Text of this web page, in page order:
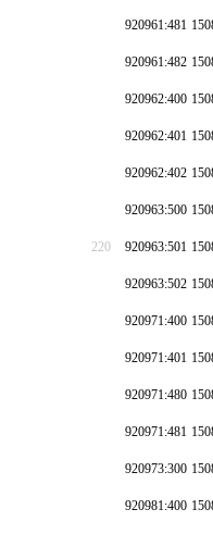
920961:481
920961:482
920962:400
920962:401
920962:402
920963:500
220 920963:501
920963:502
920971:400
920971:401
920971:480
920971:481
920973:300
920981:400